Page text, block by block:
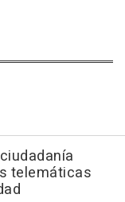
telemáticas